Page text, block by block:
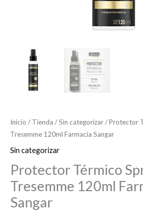
Inicio / Tienda /Sin categorizar/ Protector
Tresemme 120ml Farmacia Sangar
Sin categorizar
Protector Térmico
Tresemme 120ml
Sangar